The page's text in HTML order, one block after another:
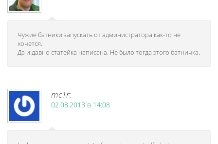
Чужие батники запускать от администратора как-то не
хочется.
Да и давно статейка написана. Не было тогда этого батничка.
mc1r:
02.08.2013 в 14:08